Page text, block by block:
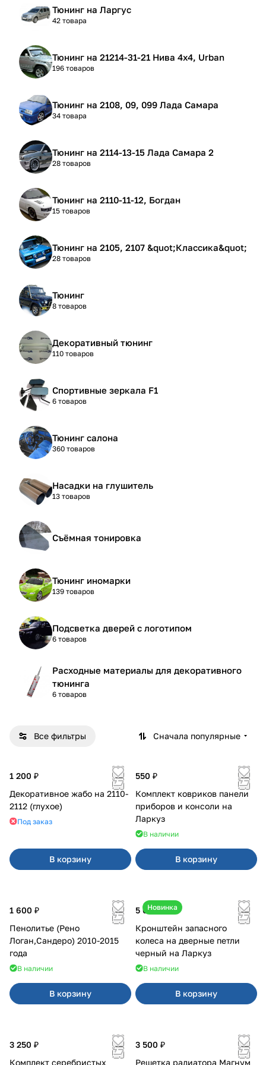
Тюнинг на Ларгус
42 товара
Тюнинг на 21214-31-21 Нива 4х4, Urban
196 товаров
Тюнинг на 2108, 09, 099 Лада Самара
34 товара
Тюнинг на 2114-13-15 Лада Самара 2
28 товаров
Тюнинг на 2110-11-12, Богдан
15 товаров
Тюнинг на 2105, 2107 &quot;Классика&quot;
28 товаров
Тюнинг
8 товаров
Декоративный тюнинг
110 товаров
Спортивные зеркала F1
6 товаров
Тюнинг салона
360 товаров
Насадки на глушитель
13 товаров
Съёмная тонировка
Тюнинг иномарки
139 товаров
Подсветка дверей с логотипом
6 товаров
Расходные материалы для декоративного
тюнинга
6 товаров
Все фильтры Сначала популярные
1 200 ₽
Декоративное жабо на 2110-
2112 (глухое)
Под заказ
В корзину
550 ₽
Комплект ковриков панели
приборов и консоли на
Ларкуз
В наличии
В корзину
1 600 ₽
Пенолитье (Рено
Логан,Сандеро) 2010-2015
года
В наличии
В корзину
Новинка
5 050 ₽
Кронштейн запасного
колеса на дверные петли
черный на Ларкуз
В наличии
В корзину
3 250 ₽
Комплект серебристых
3 500 ₽
Решетка радиатора Магнум